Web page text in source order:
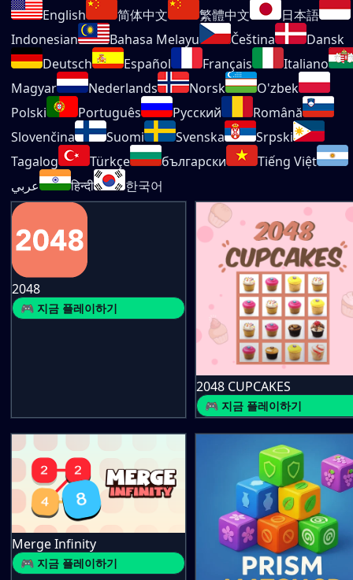
English 简体中文 繁體中文
日本語
Indonesian
Bahasa Melayu Čeština
Dansk
Deutsch
Español Français
Italiano
Magyar
Nederlands Norsk
O'zbek
Polski
Português Русский
Română
Slovenčina
Suomi Svenska
Srpski
Tagalog
Türkçe български
Tiếng Việt
عربي
हिन्दी 한국어
2048
🎮 지금 플레이하기
2048 CUPCAKES
🎮 지금 플레이하기
Merge Infinity
🎮 지금 플레이하기